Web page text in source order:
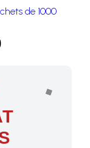
de 1000